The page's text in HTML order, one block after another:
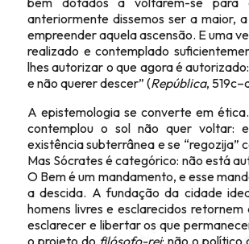
anteriormente dissemos ser a maior,
empreender aquela ascensão. E uma
realizado e contemplado
lhes autorizar o que agora é
e não querer descer” (República,
A epistemologia se converte em
contemplou o sol não quer voltar:
existência subterrânea e se “regozija”
Mas Sócrates é categórico: não está
O Bem é um mandamento, e esse
a descida. A fundação da cidade
homens livres e esclarecidos
esclarecer e libertar os que
o projeto do filósofo-rei: não o político